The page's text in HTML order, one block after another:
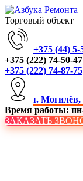
Торговый объект
+375 (44) 5-
+375 (222) 74-50-47
+375 (222) 74-87-75
г.
Время работы:
ЗАКАЗАТЬ